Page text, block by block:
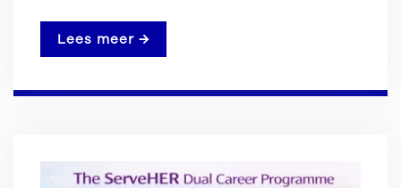
Lees meer →